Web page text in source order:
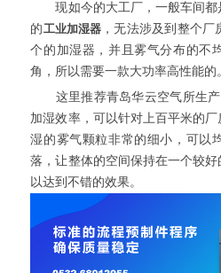
现如今的大工厂，一般车间都
的工业加湿器，无法涉及到整个厂
个的加湿器，并且雾气分布的不
角，所以需要一款大功率高性能的
这里推荐青岛华云空气所生产
加湿效率，可以针对上百平米的
湿的雾气颗粒非常的细小，可以
落，让整体的空间保持在一个较
以达到不错的效果。